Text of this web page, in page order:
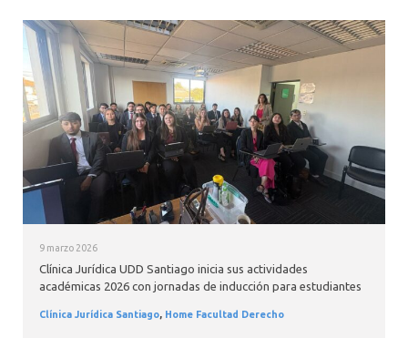
VINCULACIÓN CON EL MEDIO
INTERNACIONAL
9 marzo 2026
Clínica Jurídica UDD Santiago inicia sus actividades
académicas 2026 con jornadas de inducción para estudiantes
Clínica Jurídica Santiago, Home Facultad Derecho